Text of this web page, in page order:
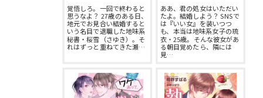
覚悟しろ。一回で終わると
思うなよ？ 27歳のある日、
地元でお見合い結婚すると
いう名目で退職した地味系
秘書・桜雪（さゆき）。そ
れはずっと重ねてきた瀬…
ああ、君の処女はいただい
たよ。結婚しよう？ SNSで
は『いい女』を装いつつ
も、本当は地味系女子の琉
衣・25歳。そんな彼女があ
る朝目覚めたら、隣には
見…